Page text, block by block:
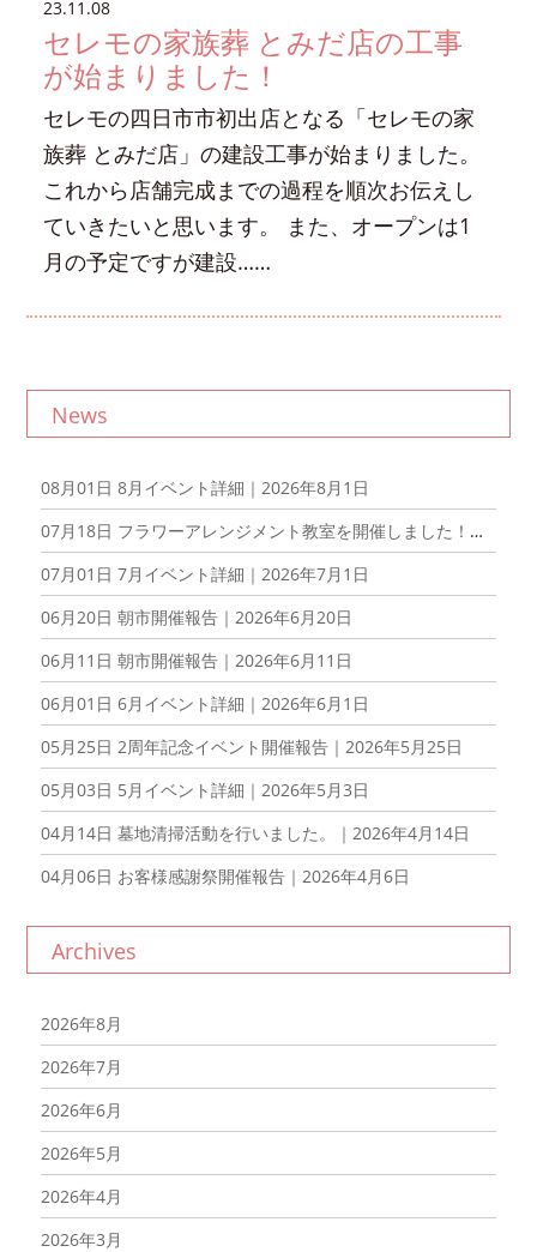
23.11.08
セレモの家族葬 とみだ店の工事
が始まりました！
セレモの四日市市初出店となる「セレモの家
族葬 とみだ店」の建設工事が始まりました。
これから店舗完成までの過程を順次お伝えし
ていきたいと思います。 また、オープンは1
月の予定ですが建設……
News
08月01日 8月イベント詳細｜2026年8月1日
07月18日 フラワーアレンジメント教室を開催しました！｜2026年6月20日
07月01日 7月イベント詳細｜2026年7月1日
06月20日 朝市開催報告｜2026年6月20日
06月11日 朝市開催報告｜2026年6月11日
06月01日 6月イベント詳細｜2026年6月1日
05月25日 2周年記念イベント開催報告｜2026年5月25日
05月03日 5月イベント詳細｜2026年5月3日
04月14日 墓地清掃活動を行いました。｜2026年4月14日
04月06日 お客様感謝祭開催報告｜2026年4月6日
Archives
2026年8月
2026年7月
2026年6月
2026年5月
2026年4月
2026年3月